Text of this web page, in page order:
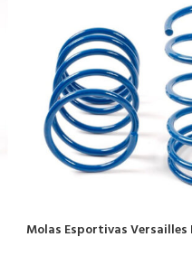
Molas Esportivas